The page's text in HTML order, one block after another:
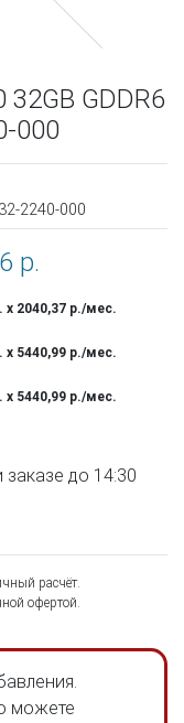
GDDR6
000
2240-000
р.
х 2040,37 р./мес.
х 5440,99 р./мес.
х 5440,99 р./мес.
до 14:30
расчёт.
офертой.
можете